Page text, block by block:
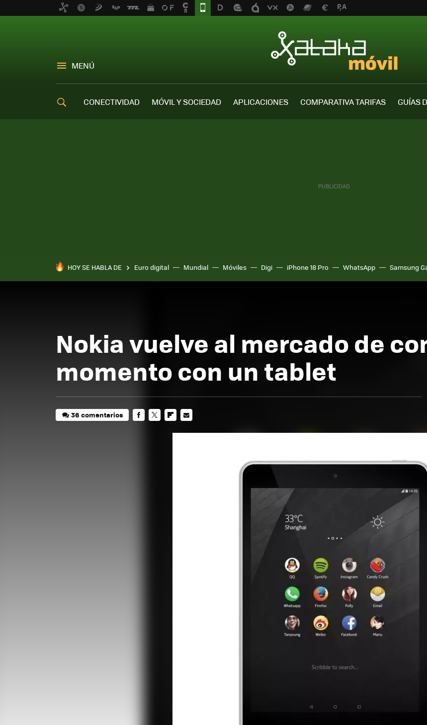
MENÚ
CONECTIVIDAD MÓVIL Y SOCIEDAD APLICACIONES COMPARATIVA TARIFAS
GUÍAS
HOY SE HABLA DE Euro digital Mundial Móviles Digi iPhone 18 Pro WhatsApp Samsung
Nokia vuelve al mercado de
momento con un tablet
36 comentarios